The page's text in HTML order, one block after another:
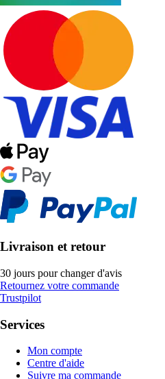
Livraison et retour
30 jours pour changer d'avis
Retournez votre commande
Trustpilot
Services
Mon compte
Centre d'aide
Suivre ma commande